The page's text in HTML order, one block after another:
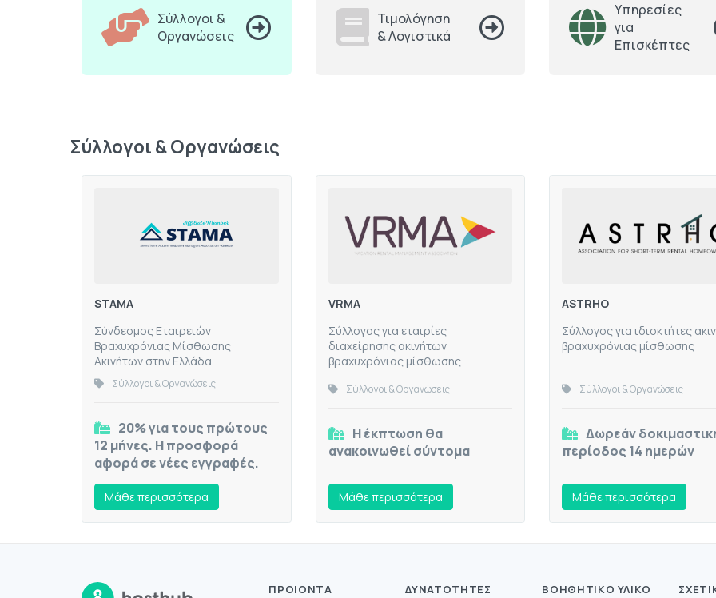
Σύλλογοι &
Οργανώσεις
Τιμολόγηση
& Λογιστικά
Υπηρεσίες
για
Επισκέπτες
Σύλλογοι & Οργανώσεις
STAMA
Σύνδεσμος Εταιρειών
Βραχυχρόνιας Μίσθωσης
Ακινήτων στην Ελλάδα
Σύλλογοι & Οργανώσεις
20% για τους πρώτους
12 μήνες. Η προσφορά
αφορά σε νέες εγγραφές.
Mάθε περισσότερα
VRMA
Σύλλογος για εταιρίες
διαχείρησης ακινήτων
βραχυχρόνιας μίσθωσης
Σύλλογοι & Οργανώσεις
Η έκπτωση θα
ανακοινωθεί σύντομα
Mάθε περισσότερα
ASTRHO
Σύλλογος για ιδιοκτήτες
βραχυχρόνιας μίσθωσης
Σύλλογοι & Οργανώσεις
Δωρεάν
περίοδος 14 ημερών
Mάθε περισσότερα
ΠΡΟΙΌΝΤΑ ΔΥΝΑΤΌΤΗΤΕΣ ΒΟΗΘΗΤΙΚΌ ΥΛΙΚΌ